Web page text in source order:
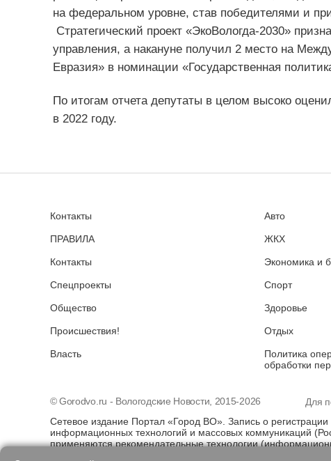
на федеральном уровне, став победителями и
Стратегический проект «ЭкоВологда-2030»
управления, а накануне получил 2 место на
Евразия» в номинации «Государственная
По итогам отчета депутаты в целом высоко
в 2022 году.
Контакты
ПРАВИЛА
Контакты
Спецпроекты
Общество
Происшествия!
Власть
Авто
ЖКХ
Экономика и
Спорт
Здоровье
Отдых
Политика
обработки
© Gorodvo.ru - Вологодские Новости, 2015-2026
Для
Сетевое издание Портал «Город ВО». Запись о
информационных технологий и массовых коммуникаций
применяются рекомендательные технологии